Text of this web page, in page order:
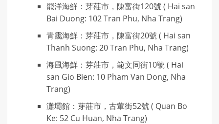
罷洋海鮮：芽莊市，陳富街120號 ( Hai san
Bai Duong: 102 Tran Phu, Nha Trang)
青靄海鮮：芽莊市，陳富街20號 ( Hai san
Thanh Suong: 20 Tran Phu, Nha Trang)
海風海鮮：芽莊市，範文同街10號 ( Hai
san Gio Bien: 10 Pham Van Dong, Nha
Trang)
灘壩館：芽莊市，古葷街52號 ( Quan Bo
Ke: 52 Cu Huan, Nha Trang)